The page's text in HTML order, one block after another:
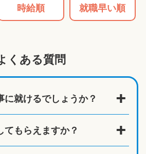
時給順 就職早い順
くある質問
に就けるでしょうか？
てもらえますか？